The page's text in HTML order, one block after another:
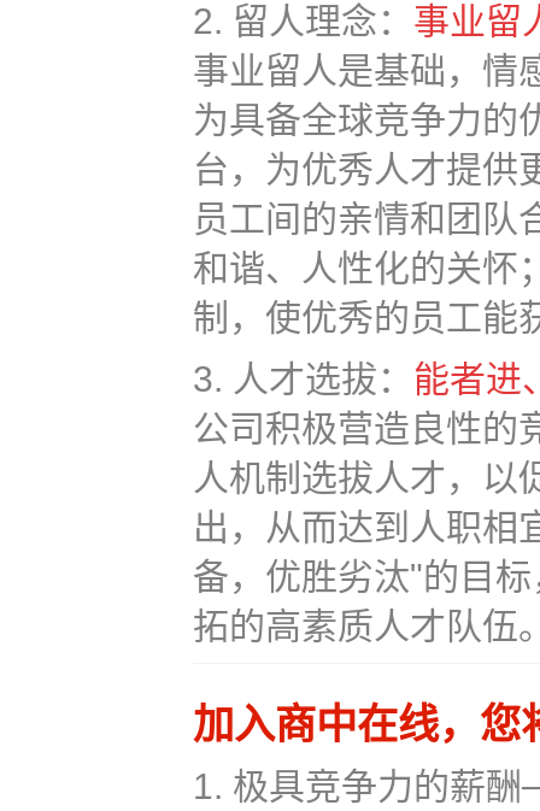
2. 留人理念： 事业留
事业留人是基础，情
为具备全球竞争力的
台，为优秀人才提供
员工间的亲情和团队
和谐、人性化的关怀
制，使优秀的员工能
3. 人才选拔： 能者进
公司积极营造良性的
人机制选拔人才，以
出，从而达到人职相
备，优胜劣汰"的目
拓的高素质人才队伍
加入商中在线，您
1. 极具竞争力的薪